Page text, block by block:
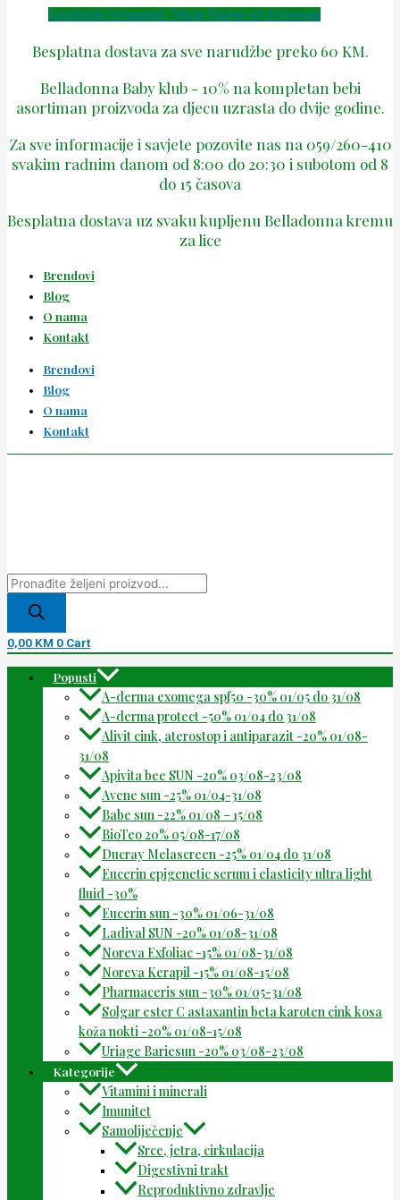
Facebook Instagram Tiktok Phone-alt Envelope
Besplatna dostava za sve narudžbe preko 60 KM.
Belladonna Baby klub - 10% na kompletan bebi
asortiman proizvoda za djecu uzrasta do dvije godine.
Za sve informacije i savjete pozovite nas na 059/260-410
svakim radnim danom od 8:00 do 20:30 i subotom od 8
do 15 časova
Besplatna dostava uz svaku kupljenu Belladonna kremu
za lice
Brendovi
Blog
O nama
Kontakt
Brendovi
Blog
O nama
Kontakt
0,00 KM 0 Cart
Popusti
A-derma exomega spf50 -30% 01/05 do 31/08
A-derma protect -50% 01/04 do 31/08
Alivit cink, aterostop i antiparazit -20% 01/08-
31/08
Apivita bee SUN -20% 03/08-23/08
Avene sun -25% 01/04-31/08
Babe sun -22% 01/08 – 15/08
BioTeo 20% 05/08-17/08
Ducray Melascreen -25% 01/04 do 31/08
Eucerin epigenetic serum i elasticity ultra light
fluid -30%
Eucerin sun -30% 01/06-31/08
Ladival SUN -20% 01/08-31/08
Noreva Exfoliac -15% 01/08-31/08
Noreva Kerapil -15% 01/08-15/08
Pharmaceris sun -30% 01/05-31/08
Solgar ester C astaxantin beta karoten cink kosa
koža nokti -20% 01/08-15/08
Uriage Bariesun -20% 03/08-23/08
Kategorije
Vitamini i minerali
Imunitet
Samoliječenje
Srce, jetra, cirkulacija
Digestivni trakt
Reproduktivno zdravlje